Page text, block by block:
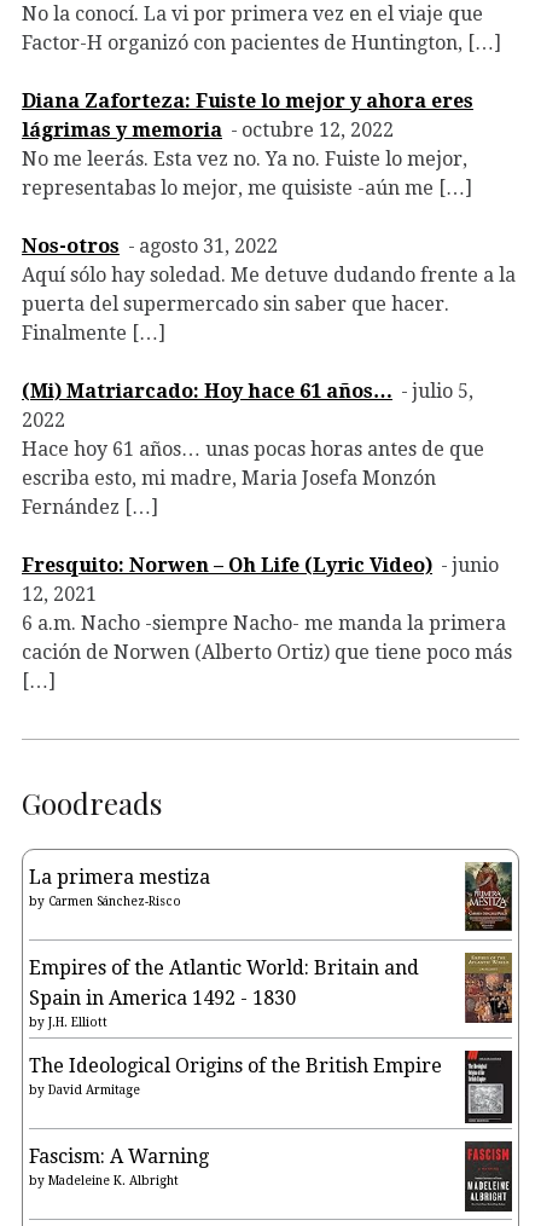
No la conocí. La vi por primera vez en el viaje que
Factor-H organizó con pacientes de Huntington, […]
Diana Zaforteza: Fuiste lo mejor y ahora eres
lágrimas y memoria
octubre 12, 2022
No me leerás. Esta vez no. Ya no. Fuiste lo mejor,
representabas lo mejor, me quisiste -aún me […]
Nos-otros
agosto 31, 2022
Aquí sólo hay soledad. Me detuve dudando frente a la
puerta del supermercado sin saber que hacer.
Finalmente […]
(Mi) Matriarcado: Hoy hace 61 años…
julio 5,
2022
Hace hoy 61 años… unas pocas horas antes de que
escriba esto, mi madre, Maria Josefa Monzón
Fernández […]
Fresquito: Norwen – Oh Life (Lyric Video)
junio
12, 2021
6 a.m. Nacho -siempre Nacho- me manda la primera
cación de Norwen (Alberto Ortiz) que tiene poco más
[…]
Goodreads
La primera mestiza
by Carmen Sánchez-Risco
Empires of the Atlantic World: Britain and
Spain in America 1492 - 1830
by J.H. Elliott
The Ideological Origins of the British Empire
by David Armitage
Fascism: A Warning
by Madeleine K. Albright